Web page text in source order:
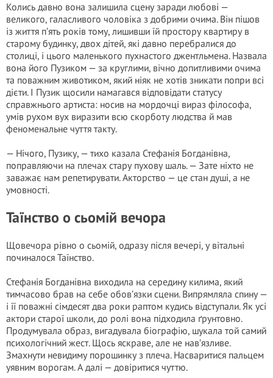
Колись давно вона залишила сцену заради любові —
великого, галасливого чоловіка з добрими очима. Він пішов
із життя п’ять років тому, лишивши їй простору квартиру в
старому будинку, двох дітей, які давно перебралися до
столиці, і цього маленького пухнастого джентльмена. Назвала
вона його Пузиком — за круглими, вічно допитливими очима
та поважним животиком, який ніяк не хотів зникати попри всі
дієти. І Пузик щосили намагався відповідати статусу
справжнього артиста: носив на мордочці вираз філософа,
умів рухом вух виразити всю скорботу людства й мав
феноменальне чуття такту.
— Нічого, Пузику, — тихо казала Стефанія Богданівна,
поправляючи на плечах стару пухову шаль. — Зате ніхто не
заважає нам репетирувати. Акторство — це стан душі, а не
умовності.
Таїнство о сьомій вечора
Щовечора рівно о сьомій, одразу після вечері, у вітальні
починалося Таїнство.
Стефанія Богданівна виходила на середину килима, який
тимчасово брав на себе обов’язки сцени. Випрямляла спину —
і її поважні сімдесят два роки раптом кудись відступали. Як усі
актори старої школи, до ролі вона підходила ґрунтовно.
Продумувала образ, вигадувала біографію, шукала той самий
психологічний жест. Щось яскраве, але не нав’язливе.
Змахнути невидиму порошинку з плеча. Насваритися пальцем
уявним ворогам. А далі — довіритися чуттю.